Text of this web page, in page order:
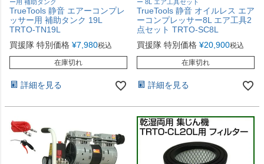
ー用 補助タンク
TrueTools 静音 エアーコンプレ
ッサー用 補助タンク 19L
TRTO-TN19L
買援隊 特別価格 ¥7,980税込
在庫切れ
詳細を見る
ー 8L エア工具セット
TrueTools 静音 オイルレス エア
ーコンプレッサー8L エア工具2
点セット TRTO-SC8L
買援隊 特別価格 ¥20,900税込
在庫切れ
詳細を見る